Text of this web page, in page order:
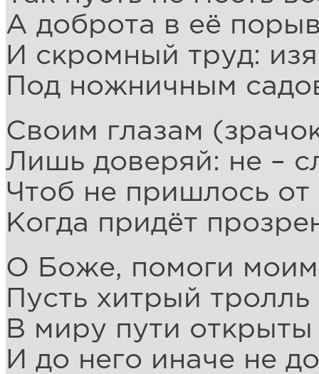
А доброта в её
И скромный труд:
Под ножничным
Своим глазам
Лишь доверяй: не –
Чтоб не пришлось от
Когда придёт
О Боже, помоги моим
Пусть хитрый
В миру пути
И до него иначе не